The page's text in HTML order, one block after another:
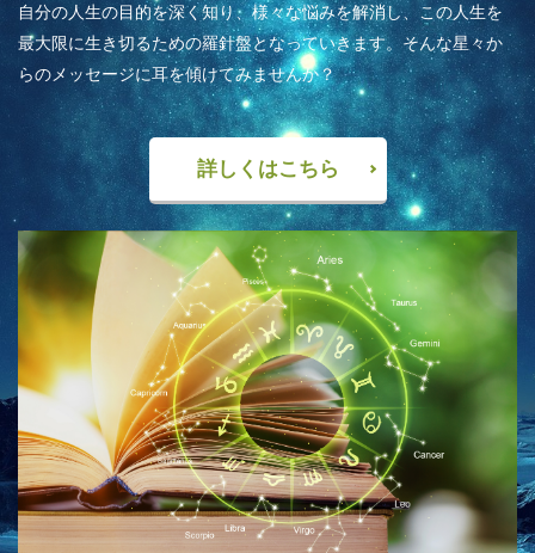
自分の人生の目的を深く知り、様々な悩みを解消し、この人生を
最大限に生き切るための羅針盤となっていきます。そんな星々か
らのメッセージに耳を傾けてみませんか？
詳しくはこちら